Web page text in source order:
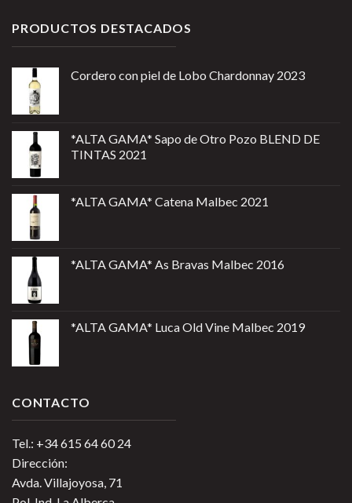
PRODUCTOS DESTACADOS
Cordero con piel de Lobo Chardonnay 2023
*ALTA GAMA* Sapo de Otro Pozo BLEND DE
TINTAS 2021
*ALTA GAMA* Catena Malbec 2021
*ALTA GAMA* As Bravas Malbec 2016
*ALTA GAMA* Luca Old Vine Malbec 2019
CONTACTO
Tel.: +34 615 64 60 24
Dirección:
Avda. Villajoyosa, 71